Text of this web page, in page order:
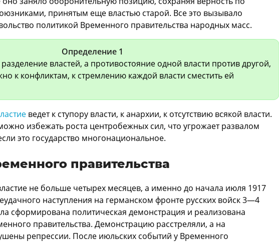
принятым еще властью старой. Все это вызывало
политикой Временного правительства народных масс.
Определение 1
властей, а противостояние одной власти против другой,
к конфликтам, к стремлению каждой власти сместить ей
ведет к ступору власти, к анархии, к отсутствию всякой власти.
избежать роста центробежных сил, что угрожает развалом
это государство многонациональное.
правительства
не больше четырех месяцев, а именно до начала июля 1917
наступления на германском фронте русских войск 3—4
сформирована политическая демонстрация и реализована
правительства. Демонстрацию расстреляли, а на
репрессии. После июльских событий у Временного